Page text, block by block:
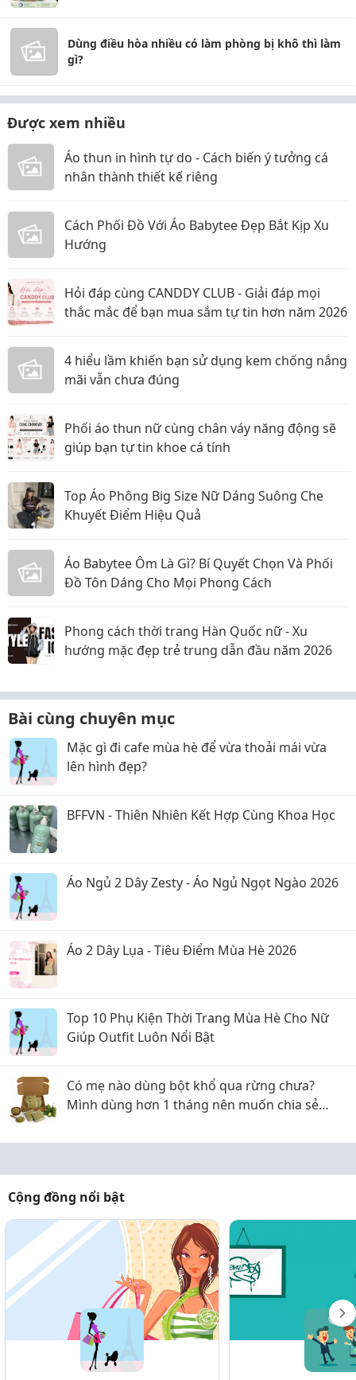
Dùng điều hòa nhiều có làm phòng bị khô thì làm
gì?
Được xem nhiều
Áo thun in hình tự do - Cách biến ý tưởng cá
nhân thành thiết kế riêng
Cách Phối Đồ Với Áo Babytee Đẹp Bắt Kịp Xu
Hướng
Hỏi đáp cùng CANDDY CLUB - Giải đáp mọi
thắc mắc để bạn mua sắm tự tin hơn năm 2026
4 hiểu lầm khiến bạn sử dụng kem chống nắng
mãi vẫn chưa đúng
Phối áo thun nữ cùng chân váy năng động sẽ
giúp bạn tự tin khoe cá tính
Top Áo Phông Big Size Nữ Dáng Suông Che
Khuyết Điểm Hiệu Quả
Áo Babytee Ôm Là Gì? Bí Quyết Chọn Và Phối
Đồ Tôn Dáng Cho Mọi Phong Cách
Phong cách thời trang Hàn Quốc nữ - Xu
hướng mặc đẹp trẻ trung dẫn đầu năm 2026
Bài cùng chuyên mục
Mặc gì đi cafe mùa hè để vừa thoải mái vừa
lên hình đẹp?
BFFVN - Thiên Nhiên Kết Hợp Cùng Khoa Học
Áo Ngủ 2 Dây Zesty - Áo Ngủ Ngọt Ngào 2026
Áo 2 Dây Lụa - Tiêu Điểm Mùa Hè 2026
Top 10 Phụ Kiện Thời Trang Mùa Hè Cho Nữ
Giúp Outfit Luôn Nổi Bật
Có mẹ nào dùng bột khổ qua rừng chưa?
Mình dùng hơn 1 tháng nên muốn chia sẻ
Cộng đồng nổi bật